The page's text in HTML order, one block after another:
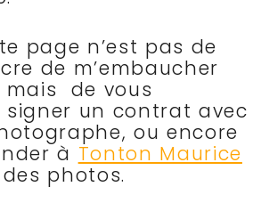
page n’est pas de
de m’embaucher
mais de vous
signer un contrat avec
ou encore
à Tonton Maurice
photos.